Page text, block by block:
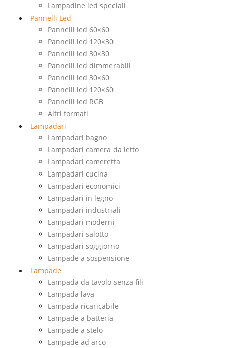
Lampadine led speciali
Pannelli Led
Pannelli led 60×60
Pannelli led 120×30
Pannelli led 30×30
Pannelli led dimmerabili
Pannelli led 30×60
Pannelli led 120×60
Pannelli led RGB
Altri formati
Lampadari
Lampadari bagno
Lampadari camera da letto
Lampadari cameretta
Lampadari cucina
Lampadari economici
Lampadari in legno
Lampadari industriali
Lampadari moderni
Lampadari salotto
Lampadari soggiorno
Lampade a sospensione
Lampade
Lampada da tavolo senza fili
Lampada lava
Lampada ricaricabile
Lampade a batteria
Lampade a stelo
Lampade ad arco